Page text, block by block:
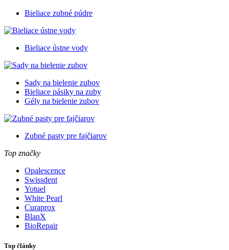
Bieliace zubné púdre
Bieliace ústne vody
Sady na bielenie zubov
Bieliace pásiky na zuby
Gély na bielenie zubov
Zubné pasty pre fajčiarov
Top značky
Opalescence
Swissdent
Yotuel
White Pearl
Curaprox
BlanX
BioRepair
Top články